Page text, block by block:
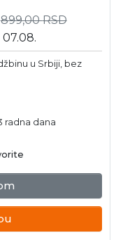
899,00RSD
u Srbiji, bez
radna dana